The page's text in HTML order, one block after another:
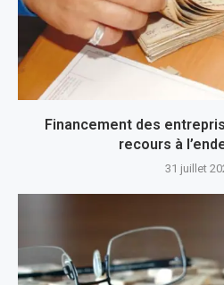
Financement des
recours à
31 juillet